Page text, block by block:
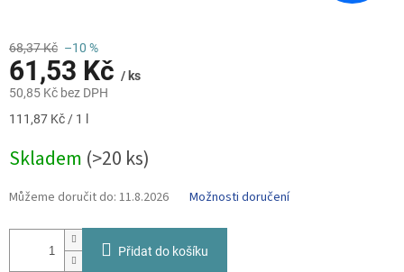
68,37 Kč –10 %
61,53 Kč / ks
50,85 Kč bez DPH
Měrná
111,87 Kč / 1 l
Skladem (>20 ks)
Můžeme doručit do: 11.8.2026 Možnosti doručení
Přidat do košíku